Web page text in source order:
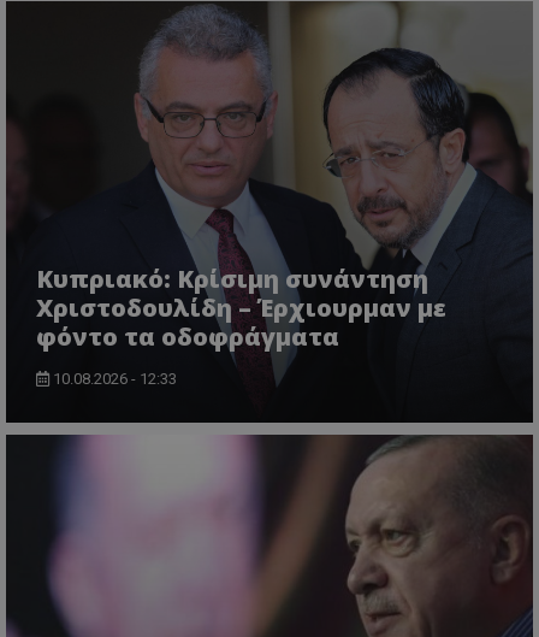
Κυπριακό: Κρίσιμη συνάντηση
Χριστοδουλίδη – Έρχιουρμαν με
φόντο τα οδοφράγματα
10.08.2026 - 12:33
VISITOR_PRIVACY_METADATA
YouTube
.youtube.com